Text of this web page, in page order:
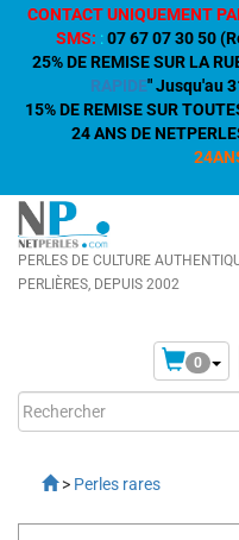
CONTACT UNIQUEMENT
SMS: :07 67 07 30 50
25% DE REMISE SUR LA
RAPIDE" Jusqu'au
15% DE REMISE SUR
24 ANS DE
PERLES DE CULTURE
PERLIÈRES, DEPUIS 2002
0
> Perles rares